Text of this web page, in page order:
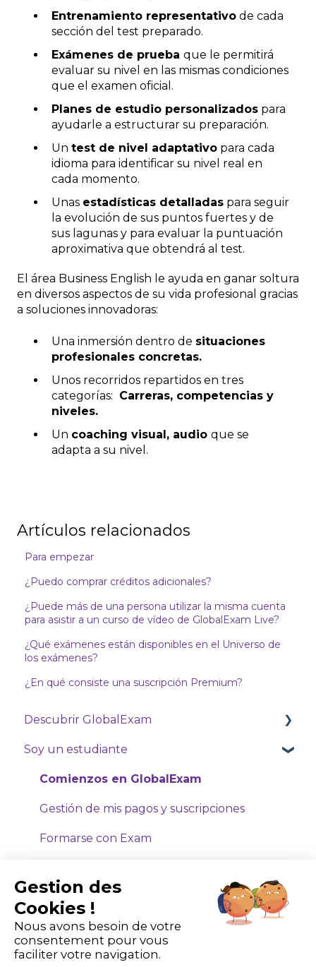
Entrenamiento representativo de cada
sección del test preparado.
Exámenes de prueba que le permitirá
evaluar su nivel en las mismas condiciones
que el examen oficial.
Planes de estudio personalizados para
ayudarle a estructurar su preparación.
Un test de nivel adaptativo para cada
idioma para identificar su nivel real en
cada momento.
Unas estadísticas detalladas para seguir
la evolución de sus puntos fuertes y de
sus lagunas y para evaluar la puntuación
aproximativa que obtendrá al test.
El área Business English le ayuda en ganar soltura
en diversos aspectos de su vida profesional gracias
a soluciones innovadoras:
Una inmersión dentro de situaciones
profesionales concretas.
Unos recorridos repartidos en tres
categorías: Carreras, competencias y
niveles.
Un coaching visual, audio que se
adapta a su nivel.
Artículos relacionados
Para empezar
¿Puedo comprar créditos adicionales?
¿Puede más de una persona utilizar la misma cuenta
para asistir a un curso de vídeo de GlobalExam Live?
¿Qué exámenes están disponibles en el Universo de
los exámenes?
¿En qué consiste una suscripción Premium?
Descubrir GlobalExam
GlobalExam Live
Soy un estudiante
Comienzos en GlobalExam
Gestión de mis pagos y suscripciones
Formarse con Exam
Cursos virtuales
Soy formador o administrador
Comienzos en GlobalExam
Gestion des
Cookies !
Nous avons besoin de votre
consentement pour vous
faciliter votre navigation.